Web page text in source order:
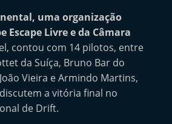
uma organização
Escape Livre e da Câmara
contou com 14 pilotos, entre
da Suíça, Bruno Bar do
Vieira e Armindo Martins,
a vitória final no
de Drift.